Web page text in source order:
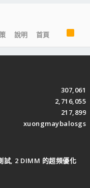
說明 首頁
R
S
S
307,061
2,716,055
217,899
xuongmaybalosgs
試, 2 DIMM 的超頻優化